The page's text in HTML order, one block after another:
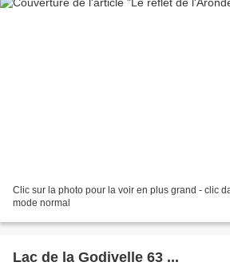
Clic sur la photo pour la voir en plus grand - clic
mode normal
Lac de la Godivelle 63 ...